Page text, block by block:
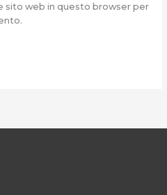
sito web in questo browser per